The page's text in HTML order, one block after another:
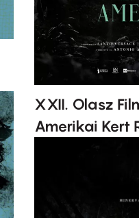
XXII. Olasz
Amerikai Kert